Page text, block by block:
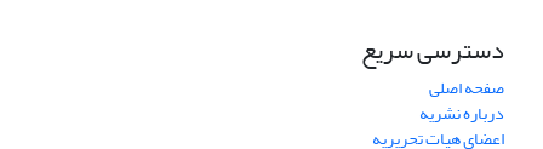
دسترسی سریع
صفحه اصلی
درباره نشریه
اعضای هیات تحریریه